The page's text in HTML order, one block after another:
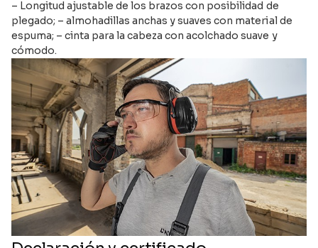
– Longitud ajustable de los brazos con posibilidad de
plegado; – almohadillas anchas y suaves con material de
espuma; – cinta para la cabeza con acolchado suave y
cómodo.